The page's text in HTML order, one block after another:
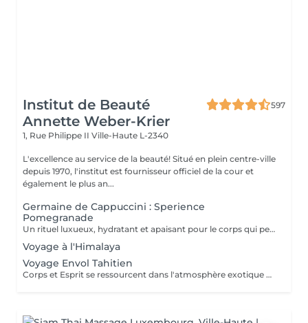
Institut de Beauté
Annette Weber-Krier
597
1, Rue Philippe II Ville-Haute L-2340
L'excellence au service de la beauté! Situé en plein centre-ville
depuis 1970, l'institut est fournisseur officiel de la cour et
également le plus an...
Germaine de Cappuccini : Sperience
Pomegranade
Un rituel luxueux, hydratant et apaisant pour le corps qui peut être personnalisé en fonction des besoins de la peau. La ligne est basée sur la grenade, un ingrédient fantastique,apaisant et antioxydant. Le résultat ? Renouvellement cellulaire, vitalité et hydratation ! POMEGRANATE BODY SCRUB: Avec le gommage corporel à base de poudre et de crème, savourez un rituel d'exfoliation de tout le corps d'une durée de 45 minutes. POMEGRANATE BODY MASSAGE : Massage en position allongée puis en position couchée avec la crème de massage sensoriel. Ce rituel dure 45 minutes. POMEGRANATE BODY WRAP : L'enveloppement est appliqué par des mouvements doux et laissé reposer 20 minutes avant de faire pénétrer le produit par un massage. Le rituel dure 60 minutes. POMEGRANATE RED SERENITY : Un délicieux rituel de 90 minutes alliant le pouvoir des graines de grenade aux puissants effets hydratants de la crème. POMEGRANATE SWEET COCOON : Plongez dans le monde de la grenade Sperience pendant 90 minutes avec ce rituel complet comprenant gommage, massage et enveloppement.
Voyage à l'Himalaya
Voyage Envol Tahitien
Corps et Esprit se ressourcent dans l'atmosphère exotique des trésors polynésiens, ces îles où la beauté, la générosité et la luxuriance ont un goût de paradis Gommage et massage du visage et du corps Massage manuel relax ou aux coquillages Tia Iri « la pensée Roo ».